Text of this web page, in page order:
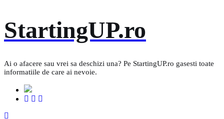
to
content
StartingUP.ro
Ai o afacere sau vrei sa deschizi una? Pe StartingUP.ro gasesti toate
informatiile de care ai nevoie.